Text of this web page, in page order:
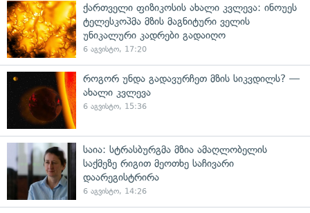
ქართველი ფიზიკოსის ახალი კვლევა: ინოუეს
ტელესკოპმა მზის მაგნიტური ველის
უნიკალური კადრები გადაიღო
6 აგვისტო, 17:20
როგორ უნდა გადავურჩეთ მზის სიკვდილს? —
ახალი კვლევა
6 აგვისტო, 15:36
საია: სტრასბურგმა მზია ამაღლობელის
საქმეზე რიგით მეოთხე საჩივარი
დაარეგისტრირა
6 აგვისტო, 14:26